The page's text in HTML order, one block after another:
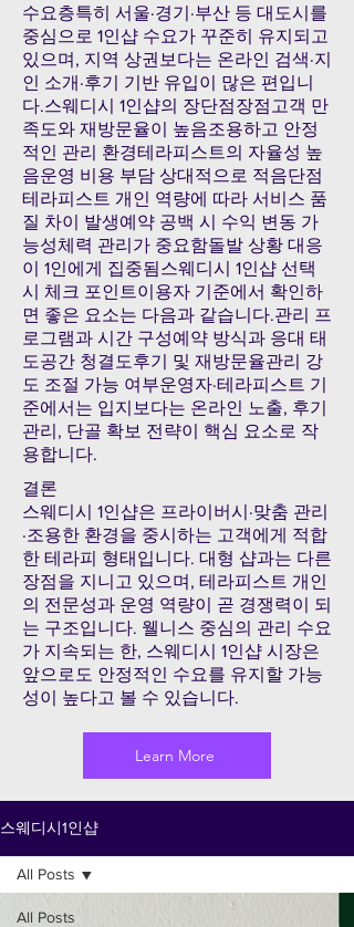
수요층특히 서울·경기·부산 등 대도시를
중심으로 1인샵 수요가 꾸준히 유지되고
있으며, 지역 상권보다는 온라인 검색·지
인 소개·후기 기반 유입이 많은 편입니
다.스웨디시 1인샵의 장단점장점고객 만
족도와 재방문율이 높음조용하고 안정
적인 관리 환경테라피스트의 자율성 높
음운영 비용 부담 상대적으로 적음단점
테라피스트 개인 역량에 따라 서비스 품
질 차이 발생예약 공백 시 수익 변동 가
능성체력 관리가 중요함돌발 상황 대응
이 1인에게 집중됨스웨디시 1인샵 선택
시 체크 포인트이용자 기준에서 확인하
면 좋은 요소는 다음과 같습니다.관리 프
로그램과 시간 구성예약 방식과 응대 태
도공간 청결도후기 및 재방문율관리 강
도 조절 가능 여부운영자·테라피스트 기
준에서는 입지보다는 온라인 노출, 후기
관리, 단골 확보 전략이 핵심 요소로 작
용합니다.
결론
스웨디시 1인샵은 프라이버시·맞춤 관리
·조용한 환경을 중시하는 고객에게 적합
한 테라피 형태입니다. 대형 샵과는 다른
장점을 지니고 있으며, 테라피스트 개인
의 전문성과 운영 역량이 곧 경쟁력이 되
는 구조입니다. 웰니스 중심의 관리 수요
가 지속되는 한, 스웨디시 1인샵 시장은
앞으로도 안정적인 수요를 유지할 가능
성이 높다고 볼 수 있습니다.
Learn More
스웨디시1인샵
All Posts
All Posts